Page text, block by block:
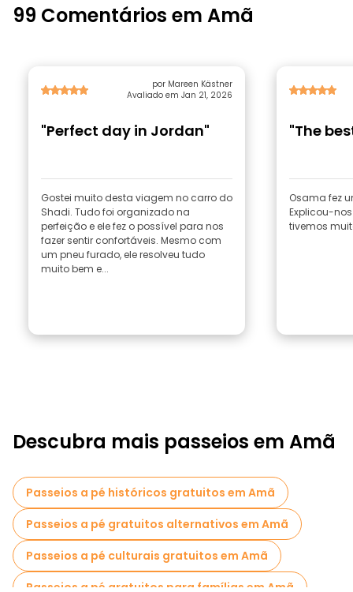
99 Comentários em Amã
por Mareen Kästner
Avaliado em Jan 21, 2026
"Perfect day in Jordan"
Gostei muito desta viagem no carro do
Shadi. Tudo foi organizado na
perfeição e ele fez o possível para nos
fazer sentir confortáveis. Mesmo com
um pneu furado, ele resolveu tudo
muito bem e...
"The
Osama fez
Explicou-
tivemos
Descubra mais passeios em Amã
Passeios a pé históricos gratuitos em Amã
Passeios a pé gratuitos alternativos em Amã
Passeios a pé culturais gratuitos em Amã
Passeios a pé gratuitos para famílias em Amã